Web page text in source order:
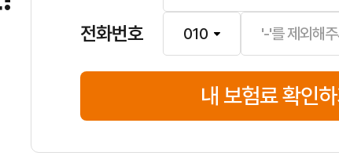
을 제공합니다. 블랙박스, 첨단 안전장치 할인 등 나에게 적용될
적인 담보 외에도 필요한 특약들을 추가하여 나만의 맞춤형 보
전화번호
내 보험료 확인하